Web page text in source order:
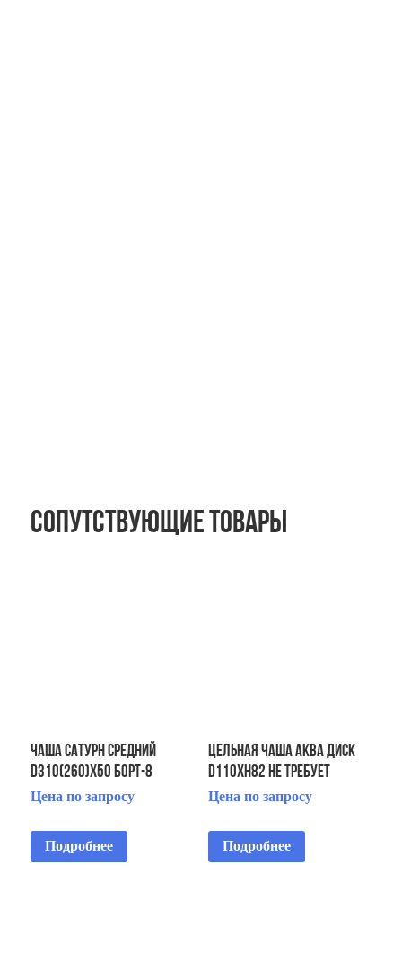
Сопутствующие товары
ЧАША Сатурн средний
D310(260)x50 Борт-8
Цена по запросу
Подробнее
Цельная чаша АКВА ДИСК
d110хh82 не требует
монтажа
Цена по запросу
Подробнее